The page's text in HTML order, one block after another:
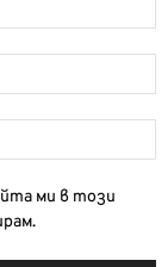
ми в този